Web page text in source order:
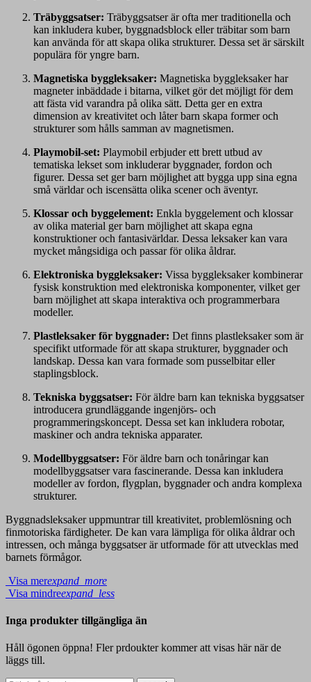
Träbyggsatser: Träbyggsatser är ofta mer traditionella och
kan inkludera kuber, byggnadsblock eller träbitar som barn
kan använda för att skapa olika strukturer. Dessa set är särskilt
populära för yngre barn.
Magnetiska byggleksaker: Magnetiska byggleksaker har
magneter inbäddade i bitarna, vilket gör det möjligt för dem
att fästa vid varandra på olika sätt. Detta ger en extra
dimension av kreativitet och låter barn skapa former och
strukturer som hålls samman av magnetismen.
Playmobil-set: Playmobil erbjuder ett brett utbud av
tematiska lekset som inkluderar byggnader, fordon och
figurer. Dessa set ger barn möjlighet att bygga upp sina egna
små världar och iscensätta olika scener och äventyr.
Klossar och byggelement: Enkla byggelement och klossar
av olika material ger barn möjlighet att skapa egna
konstruktioner och fantasivärldar. Dessa leksaker kan vara
mycket mångsidiga och passar för olika åldrar.
Elektroniska byggleksaker: Vissa byggleksaker kombinerar
fysisk konstruktion med elektroniska komponenter, vilket ger
barn möjlighet att skapa interaktiva och programmerbara
modeller.
Plastleksaker för byggnader: Det finns plastleksaker som är
specifikt utformade för att skapa strukturer, byggnader och
landskap. Dessa kan vara formade som pusselbitar eller
staplingsblock.
Tekniska byggsatser: För äldre barn kan tekniska byggsatser
introducera grundläggande ingenjörs- och
programmeringskoncept. Dessa set kan inkludera robotar,
maskiner och andra tekniska apparater.
Modellbyggsatser: För äldre barn och tonåringar kan
modellbyggsatser vara fascinerande. Dessa kan inkludera
modeller av fordon, flygplan, byggnader och andra komplexa
strukturer.
Byggnadsleksaker uppmuntrar till kreativitet, problemlösning och
finmotoriska färdigheter. De kan vara lämpliga för olika åldrar och
intressen, och många byggsatser är utformade för att utvecklas med
barnets förmågor.
Visa merexpand_more
Visa mindreexpand_less
Inga produkter tillgängliga än
Håll ögonen öppna! Fler prdoukter kommer att visas här när de
läggs till.